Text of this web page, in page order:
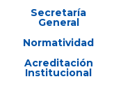
Secretaría
General
Normatividad
Acreditación
Institucional